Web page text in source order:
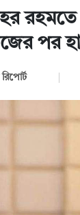
রহমতে
পর
রিপোর্ট